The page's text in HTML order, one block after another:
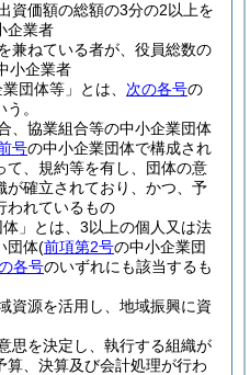
資価額の総額の3分の2以上を
企業者
兼ねている者が、役員総数の
小企業者
団体等」とは、 次の各号の
。
、協業組合等の中小企業団体
号の中小企業団体で構成され
て、規約等を有し、団体の意
が確立されており、かつ、予
われているもの
」とは、3以上の個人又は法
団体(前項第2号の中小企業団
各号のいずれにも該当するも
資源を活用し、地域振興に資
思を決定し、執行する組織が
算、決算及び会計処理が行わ